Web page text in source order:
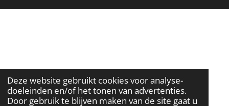
Deze website gebruikt cookies voor analyse-
doeleinden en/of het tonen van advertenties.
Door gebruik te blijven maken van de site gaat u